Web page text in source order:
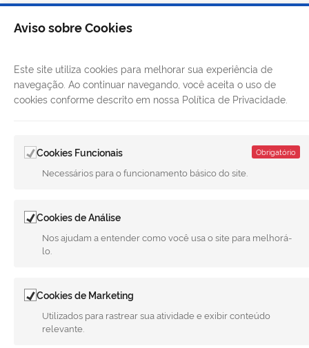
CANAIS
MUNICÍPIO DE MERIDIANO
Facebook
Twitter
LinkedIn
Instagram
Youtube
Aviso sobre Cookies
Este site utiliza cookies para melhorar sua experiência de
navegação. Ao continuar navegando, você aceita o uso de
cookies conforme descrito em nossa Política de Privacidade.
Cookies Funcionais Obrigatório
Necessários para o funcionamento básico do site.
Cookies de Análise
Nos ajudam a entender como você usa o site para melhorá-
lo.
Cookies de Marketing
Utilizados para rastrear sua atividade e exibir conteúdo
relevante.